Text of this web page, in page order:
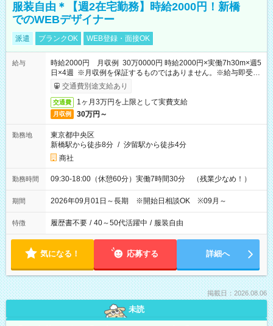
服装自由＊【週2在宅勤務】時給2000円！新橋
でのWEBデザイナー
派遣 ブランクOK WEB登録・面接OK
給与
時給2000円 月収例 30万0000円 時給2000円×実働7h30m×週5
日×4週 ※月収例を保証するものではありません。※給与即受取
りサービス利用可（利用条件有）
交通費別途支給あり
交通費 1ヶ月3万円を上限として実費支給
月収例 30万円～
勤務地
東京都中央区
新橋駅から徒歩8分 / 汐留駅から徒歩4分
商社
勤務時間 09:30-18:00（休憩60分）実働7時間30分 （残業少なめ！）
期間 2026年09月01日～長期 ※開始日相談OK ※09月～
特徴 履歴書不要 / 40～50代活躍中 / 服装自由
気になる！ 応募する 詳細へ
掲載日：2026.08.06
未読